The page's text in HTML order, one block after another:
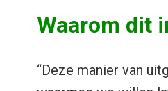
Waarom dit
“Deze manier van